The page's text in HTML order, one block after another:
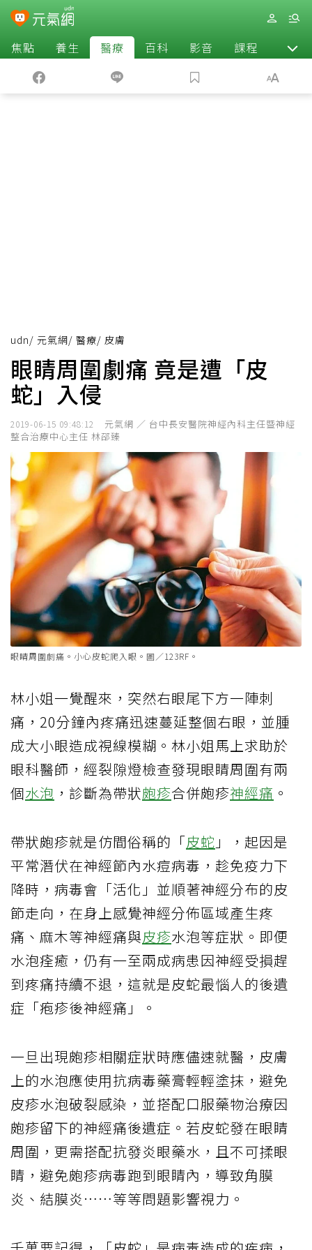
焦點 養生 醫療 百科 影音 課程 退休
udn/ 元氣網/ 醫療/ 皮膚
眼睛周圍劇痛 竟是遭「皮
蛇」入侵
2019-06-15 09:48:12
元氣網 ／ 台中長安醫院神經內科主任暨神經
整合治療中心主任 林邵臻
眼睛周圍劇痛。小心皮蛇爬入眼。圖／123RF。
林小姐一覺醒來，突然右眼尾下方一陣刺
痛，20分鐘內疼痛迅速蔓延整個右眼，並腫
成大小眼造成視線模糊。林小姐馬上求助於
眼科醫師，經裂隙燈檢查發現眼睛周圍有兩
個水泡 ，診斷為帶狀皰疹合併皰疹神經痛 。
帶狀皰疹就是仿間俗稱的「皮蛇 」，起因是
平常潛伏在神經節內水痘病毒，趁免疫力下
降時，病毒會「活化」並順著神經分布的皮
節走向，在身上感覺神經分佈區域產生疼
痛、麻木等神經痛與皮疹水泡等症狀。即便
水泡痊癒，仍有一至兩成病患因神經受損趕
到疼痛持續不退，這就是皮蛇最惱人的後遺
症「疱疹後神經痛」。
一旦出現皰疹相關症狀時應儘速就醫，皮膚
上的水泡應使用抗病毒藥膏輕輕塗抹，避免
皮疹水泡破裂感染，並搭配口服藥物治療因
皰疹留下的神經痛後遺症。若皮蛇發在眼睛
周圍，更需搭配抗發炎眼藥水，且不可揉眼
睛，避免皰疹病毒跑到眼睛內，導致角膜
炎、結膜炎……等等問題影響視力。